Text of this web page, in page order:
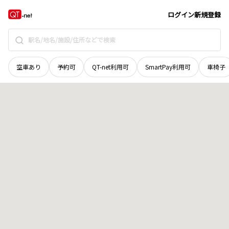
ログイン新規登録
空車あり 予約可 QT-net利用可 SmartPay利用可 車椅子
長野県